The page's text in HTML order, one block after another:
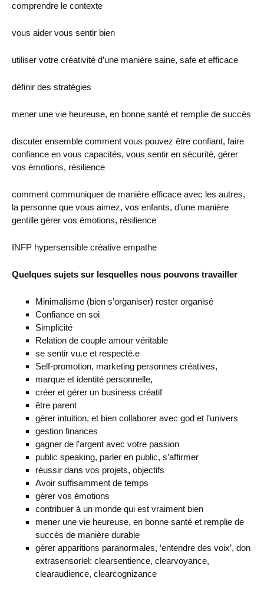
comprendre le contexte
vous aider vous sentir bien
utiliser votre créativité d’une manière saine, safe et efficace
définir des stratégies
mener une vie heureuse, en bonne santé et remplie de succès
discuter ensemble comment vous pouvez être confiant, faire
confiance en vous capacités, vous sentir en sécurité, gérer
vos émotions, résilience
comment communiquer de manière efficace avec les autres,
la personne que vous aimez, vos enfants, d’une manière
gentille gérer vos émotions, résilience
INFP hypersensible créative empathe
Quelques sujets sur lesquelles nous pouvons travailler
Minimalisme (bien s’organiser) rester organisé
Confiance en soi
Simplicité
Relation de couple amour véritable
se sentir vu.e et respecté.e
Self-promotion, marketing personnes créatives,
marque et identité personnelle,
créer et gérer un business créatif
être parent
gérer intuition, et bien collaborer avec god et l’univers
gestion finances
gagner de l’argent avec votre passion
public speaking, parler en public, s’affirmer
réussir dans vos projets, objectifs
Avoir suffisamment de temps
gérer vos émotions
contribuer à un monde qui est vraiment bien
mener une vie heureuse, en bonne santé et remplie de
succès de manière durable
gérer apparitions paranormales, ‘entendre des voix’, don
extrasensoriel: clearsentience, clearvoyance,
clearaudience, clearcognizance